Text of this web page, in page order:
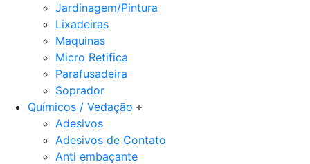
Jardinagem/Pintura
Lixadeiras
Maquinas
Micro Retifica
Parafusadeira
Soprador
Químicos / Vedação
Adesivos
Adesivos de Contato
Anti embaçante